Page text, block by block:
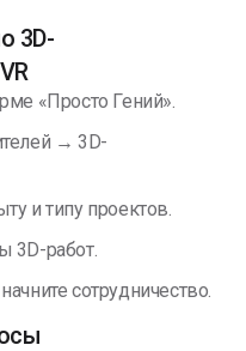
3D-
«Просто Гений».
→ 3D-
и типу проектов.
3D-работ.
сотрудничество.